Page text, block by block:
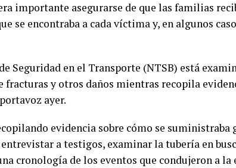
importante asegurarse de que las familias
se encontraba a cada víctima y, en algunos
Seguridad en el Transporte (NTSB) está
fracturas y otros daños mientras recopila
ayer.
evidencia sobre cómo se
a testigos, examinar la tubería en
cronología de los eventos que condujeron a